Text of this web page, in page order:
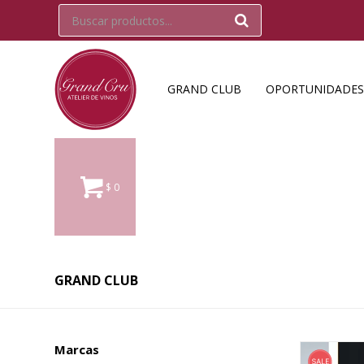
GRAND CLUB OPORTUNIDADES
$ 0
GRAND CLUB
Marcas